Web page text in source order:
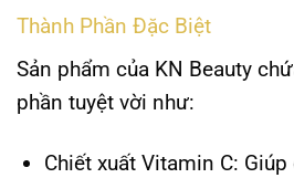
Thành Phần Đặc Biệt
Sản phẩm của KN Beauty
phần tuyệt vời như:
Chiết xuất Vitamin C: Giúp